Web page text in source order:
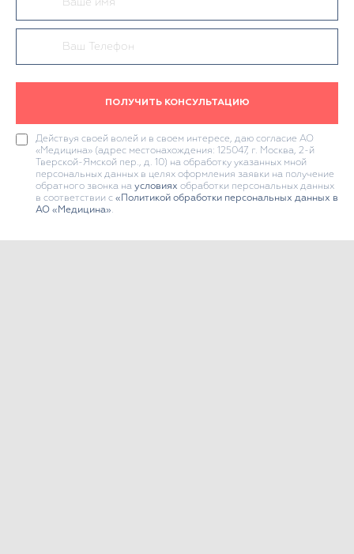
ПОЛУЧИТЬ КОНСУЛЬТАЦИЮ
Действуя своей волей и в своем интересе, даю согласие АО
«Медицина» (адрес местонахождения: 125047, г. Москва, 2-й
Тверской-Ямской пер., д. 10) на обработку указанных мной
персональных данных в целях оформления заявки на получение
обратного звонка на условиях обработки персональных данных
в соответствии с «Политикой обработки персональных данных в
АО «Медицина».